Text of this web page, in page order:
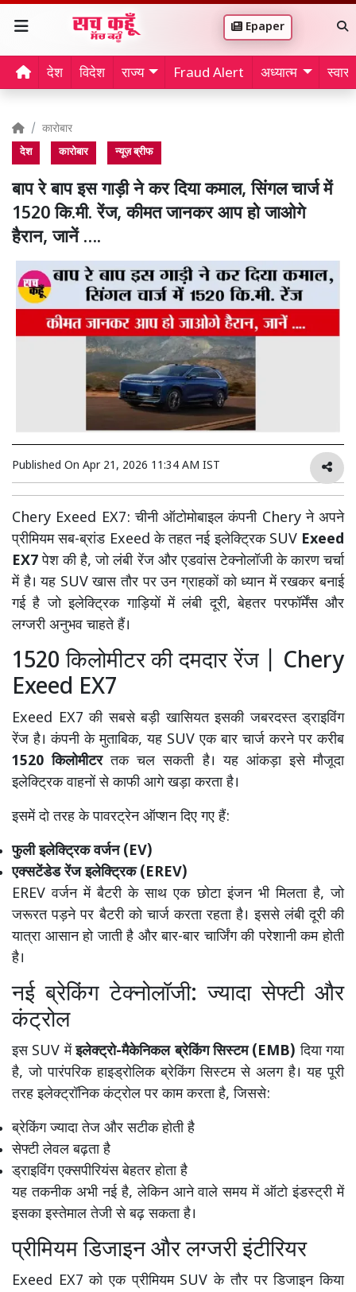
Epaper
देश विदेश राज्य Fraud Alert अध्यात्म
कारोबार
देश कारोबार न्यूज़ ब्रीफ
बाप रे बाप इस गाड़ी ने कर दिया कमाल, सिंगल चार्ज में
1520 कि.मी. रेंज, कीमत जानकर आप हो जाओगे
हैरान, जानें ….
Published On Apr 21, 2026 11:34 AM IST
Chery Exeed EX7: चीनी ऑटोमोबाइल कंपनी Chery ने अपने
प्रीमियम सब-ब्रांड Exeed के तहत नई इलेक्ट्रिक SUV Exeed
EX7पेश की है, जो लंबी रेंज और एडवांस टेक्नोलॉजी के कारण चर्चा
में है। यह SUV खास तौर पर उन ग्राहकों को ध्यान में रखकर बनाई
गई है जो इलेक्ट्रिक गाड़ियों में लंबी दूरी, बेहतर परफॉर्मेंस और
लग्जरी अनुभव चाहते हैं।
1520 किलोमीटर की दमदार रेंज | Chery
Exeed EX7
Exeed EX7 की सबसे बड़ी खासियत इसकी जबरदस्त ड्राइविंग
रेंज है। कंपनी के मुताबिक, यह SUV एक बार चार्ज करने पर करीब
1520 किलोमीटरतक चल सकती है। यह आंकड़ा इसे मौजूदा
इलेक्ट्रिक वाहनों से काफी आगे खड़ा करता है।
इसमें दो तरह के पावरट्रेन ऑप्शन दिए गए हैं:
फुली इलेक्ट्रिक वर्जन (EV)
एक्सटेंडेड रेंज इलेक्ट्रिक (EREV)
EREV वर्जन में बैटरी के साथ एक छोटा इंजन भी मिलता है, जो
जरूरत पड़ने पर बैटरी को चार्ज करता रहता है। इससे लंबी दूरी की
यात्रा आसान हो जाती है और बार-बार चार्जिंग की परेशानी कम होती
है।
नई ब्रेकिंग टेक्नोलॉजी: ज्यादा सेफ्टी और
कंट्रोल
इस SUV मेंइलेक्ट्रो-मैकेनिकल ब्रेकिंग सिस्टम (EMB) दिया गया
है, जो पारंपरिक हाइड्रोलिक ब्रेकिंग सिस्टम से अलग है। यह पूरी
तरह इलेक्ट्रॉनिक कंट्रोल पर काम करता है, जिससे:
ब्रेकिंग ज्यादा तेज और सटीक होती है
सेफ्टी लेवल बढ़ता है
ड्राइविंग एक्सपीरियंस बेहतर होता है
यह तकनीक अभी नई है, लेकिन आने वाले समय में ऑटो इंडस्ट्री में
इसका इस्तेमाल तेजी से बढ़ सकता है।
प्रीमियम डिजाइन और लग्जरी इंटीरियर
Exeed EX7 को एक प्रीमियम SUV के तौर पर डिजाइन किया